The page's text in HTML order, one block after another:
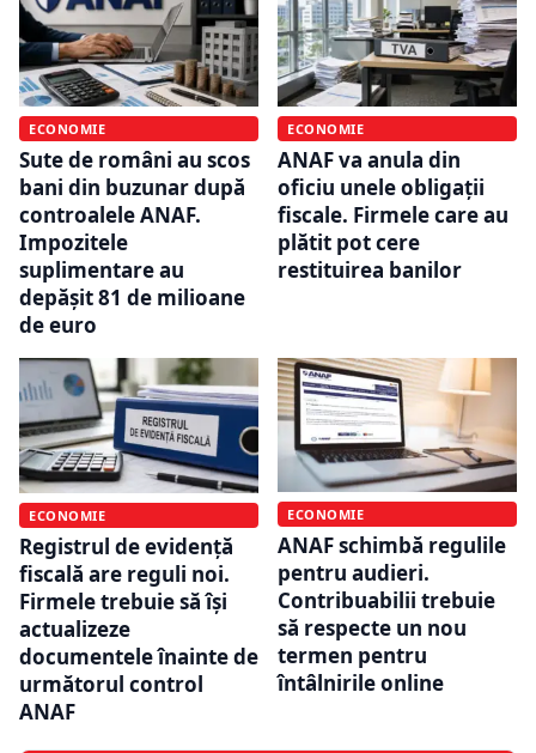
ECONOMIE
Sute de români au scos
bani din buzunar după
controalele ANAF.
Impozitele
suplimentare au
depășit 81 de milioane
de euro
ECONOMIE
ANAF va anula din
oficiu unele obligații
fiscale. Firmele care au
plătit pot cere
restituirea banilor
ECONOMIE
Registrul de evidență
fiscală are reguli noi.
Firmele trebuie să își
actualizeze
documentele înainte de
următorul control
ANAF
ECONOMIE
ANAF schimbă regulile
pentru audieri.
Contribuabilii trebuie
să respecte un nou
termen pentru
întâlnirile online